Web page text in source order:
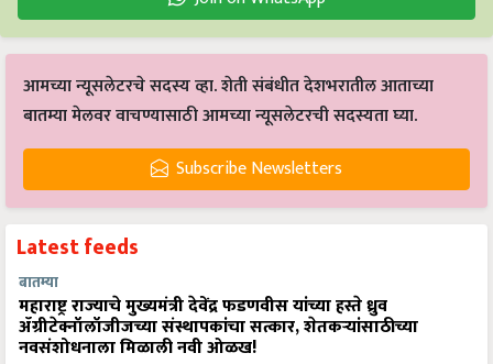
आमच्या न्यूसलेटरचे सदस्य व्हा. शेती संबंधीत देशभरातील आताच्या
बातम्या मेलवर वाचण्यासाठी आमच्या न्यूसलेटरची सदस्यता घ्या.
Subscribe Newsletters
Latest feeds
बातम्या
महाराष्ट्र राज्याचे मुख्यमंत्री देवेंद्र फडणवीस यांच्या हस्ते ध्रुव
ॲग्रीटेक्नॉलॉजीजच्या संस्थापकांचा सत्कार, शेतकऱ्यांसाठीच्या
नवसंशोधनाला मिळाली नवी ओळख!